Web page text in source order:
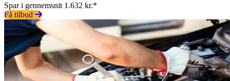
Spar i gennemsnit 1.632 kr.*
Få tilbud